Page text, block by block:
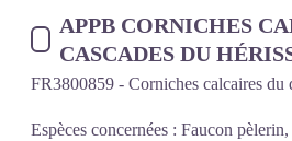
APPB CORNICHES
CASCADES DU
FR3800859 - Corniches calcaires du
Espèces concernées : Faucon